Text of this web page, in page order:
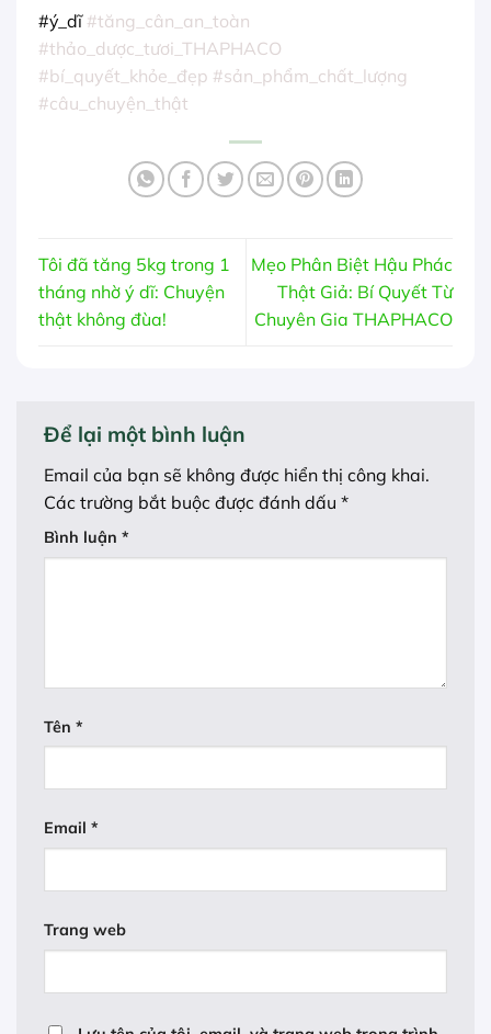
#ý_dĩ #tăng_cân_an_toàn
#thảo_dược_tươi_THAPHACO
#bí_quyết_khỏe_đẹp #sản_phẩm_chất_lượng
#câu_chuyện_thật
Tôi đã tăng 5kg trong 1
tháng nhờ ý dĩ: Chuyện
thật không đùa!
Mẹo Phân Biệt Hậu Phác
Thật Giả: Bí Quyết Từ
Chuyên Gia THAPHACO
Để lại một bình luận
Email của bạn sẽ không được hiển thị công khai.
Các trường bắt buộc được đánh dấu *
Bình luận *
Tên *
Email *
Trang web